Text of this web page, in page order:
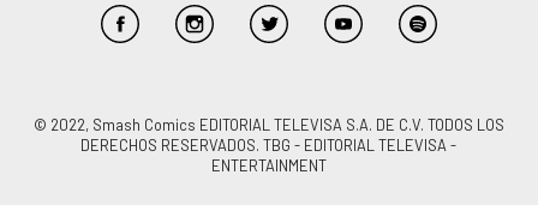
© 2022, Smash Comics EDITORIAL TELEVISA S.A. DE C.V. TODOS LOS
DERECHOS RESERVADOS. TBG - EDITORIAL TELEVISA -
ENTERTAINMENT